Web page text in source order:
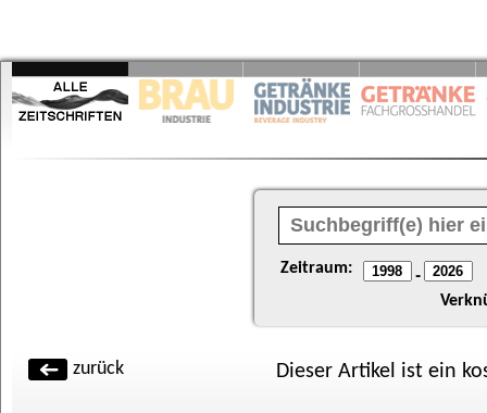
Zeitraum: -
zurück Dieser Artikel ist ein